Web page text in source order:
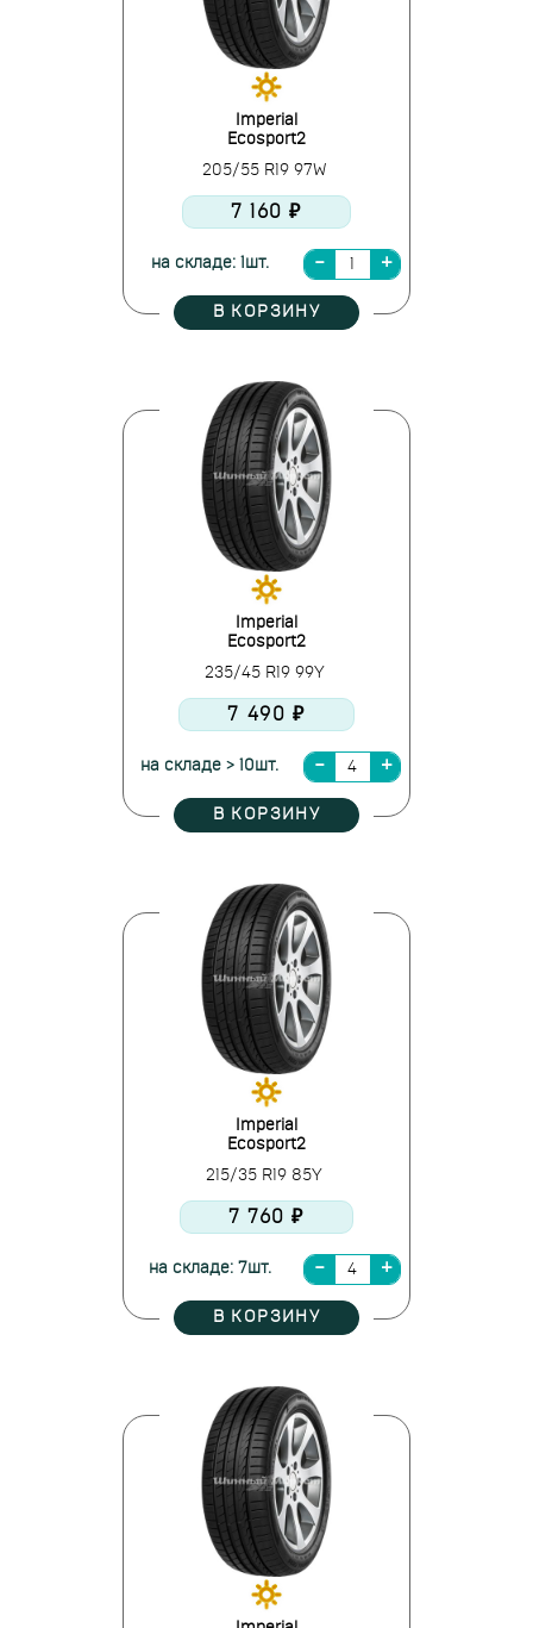
Imperial
Ecosport2
205/55 R19 97W
7 160 ₽
на складе: 1шт.
В КОРЗИНУ
Imperial
Ecosport2
235/45 R19 99Y
7 490 ₽
на складе > 10шт.
В КОРЗИНУ
Imperial
Ecosport2
215/35 R19 85Y
7 760 ₽
на складе: 7шт.
В КОРЗИНУ